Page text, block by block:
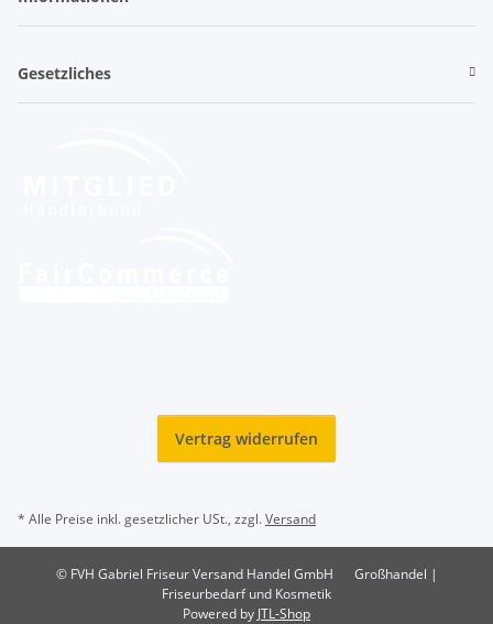
Gesetzliches
Vertrag widerrufen
* Alle Preise inkl. gesetzlicher USt., zzgl.Versand
© FVH Gabriel Friseur Versand Handel GmbH
Großhandel |
Friseurbedarf und Kosmetik
Powered by JTL-Shop